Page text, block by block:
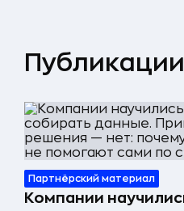
Партнёрский материал
Компании